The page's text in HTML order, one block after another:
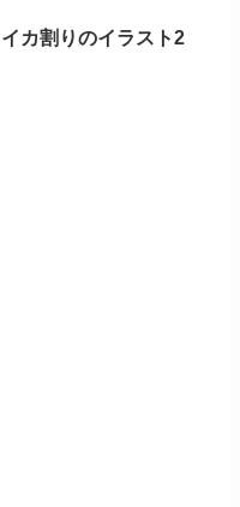
カ割りのイラスト2